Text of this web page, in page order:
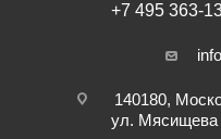
+7 495 363-
140180,
ул. Мясищева